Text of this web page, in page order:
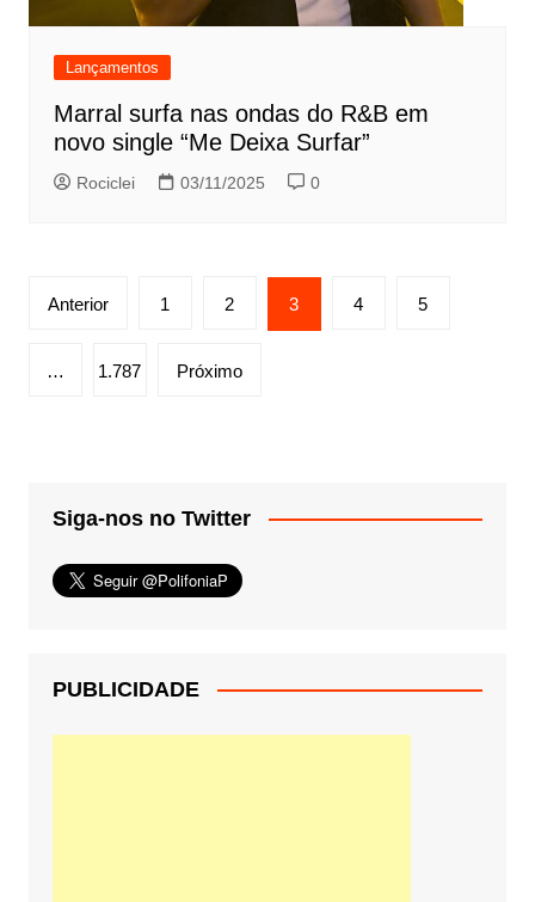
Lançamentos
Marral surfa nas ondas do R&B em
novo single “Me Deixa Surfar”
Rociclei 03/11/2025 0
Paginação
posts
Anterior 1 2 3 4 5
… 1.787 Próximo
Siga-nos no Twitter
PUBLICIDADE